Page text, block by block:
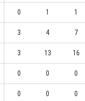
0 1 1
3 4 7
3 13 16
0 0 0
0 0 0